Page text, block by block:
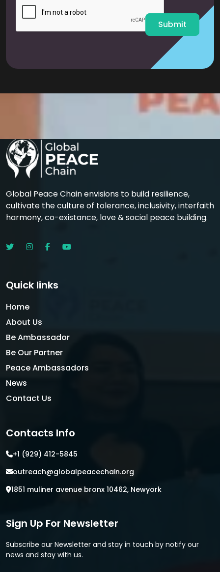
Submit
Global Peace Chain envisions to build resilience,
cultivate the culture of tolerance, inclusivity, interfaith
harmony, co-existance, love & social peace building.
Quick links
Home
About Us
Be Ambassador
Be Our Partner
Peace Ambassadors
News
Contact Us
Contacts Info
+1 (929) 412-5845
outreach@globalpeacechain.org
1851 muliner avenue bronx 10462, Newyork
Sign Up For Newsletter
Subscribe our Newsletter and stay in touch by notify our
news and stay with us.